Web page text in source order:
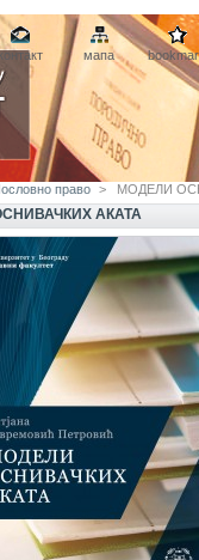
контакт мапа
право > МОДЕЛИ
АКАТА